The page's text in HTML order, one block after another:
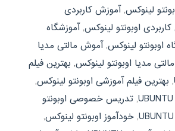
لینوکس,آموزش کاربردی
اوبونتو لینوکس,آموزشگاه
اوبونتو لینوکس,آموش مالتی مدیا
مدیا اوبونتو لینوکس, بهترین فیلم
, بهترین فیلم آموزشی اوبونتو لینوکس,
, تدریس خصوصی اوبونتو
, خودآموز اوبونتو لینوکس,